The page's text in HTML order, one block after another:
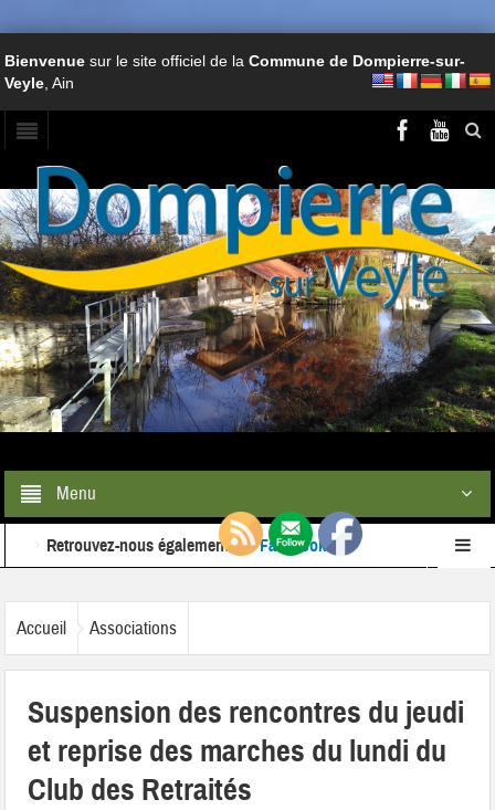
Bienvenuesur le site officiel de laCommune de Dompierre-sur-
Veyle , Ain
Menu
Retrouvez-nous également surFacebook
vous à notre newsletter
Accueil Associations
Suspension des rencontres du jeudi
et reprise des marches du lundi du
Club des Retraités